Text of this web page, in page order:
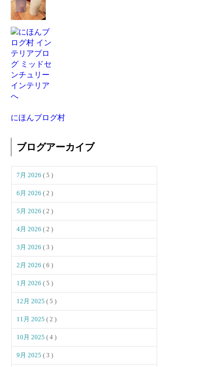
にほんブログ村
ブログアーカイブ
7月 2026( 5 )
6月 2026( 2 )
5月 2026( 2 )
4月 2026( 2 )
3月 2026( 3 )
2月 2026( 6 )
1月 2026( 5 )
12月 2025( 5 )
11月 2025( 2 )
10月 2025( 4 )
9月 2025( 3 )